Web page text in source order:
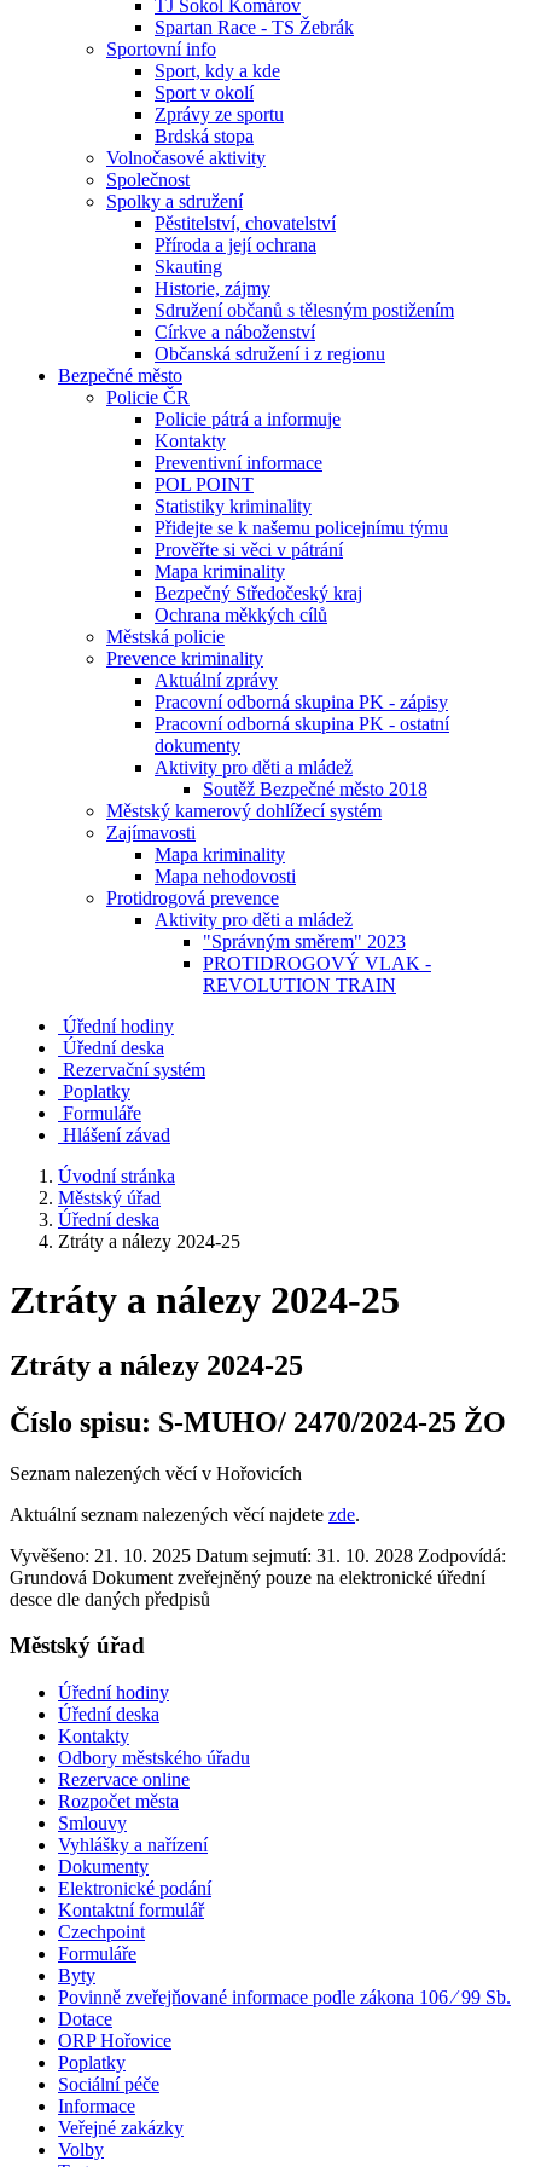
TJ Sokol Komárov
Spartan Race - TS Žebrák
Sportovní info
Sport, kdy a kde
Sport v okolí
Zprávy ze sportu
Brdská stopa
Volnočasové aktivity
Společnost
Spolky a sdružení
Pěstitelství, chovatelství
Příroda a její ochrana
Skauting
Historie, zájmy
Sdružení občanů s tělesným postižením
Církve a náboženství
Občanská sdružení i z regionu
Bezpečné město
Policie ČR
Policie pátrá a informuje
Kontakty
Preventivní informace
POL POINT
Statistiky kriminality
Přidejte se k našemu policejnímu týmu
Prověřte si věci v pátrání
Mapa kriminality
Bezpečný Středočeský kraj
Ochrana měkkých cílů
Městská policie
Prevence kriminality
Aktuální zprávy
Pracovní odborná skupina PK - zápisy
Pracovní odborná skupina PK - ostatní
dokumenty
Aktivity pro děti a mládež
Soutěž Bezpečné město 2018
Městský kamerový dohlížecí systém
Zajímavosti
Mapa kriminality
Mapa nehodovosti
Protidrogová prevence
Aktivity pro děti a mládež
"Správným směrem" 2023
PROTIDROGOVÝ VLAK -
REVOLUTION TRAIN
Úřední hodiny
Úřední deska
Rezervační systém
Poplatky
Formuláře
Hlášení závad
Úvodní stránka
Městský úřad
Úřední deska
Ztráty a nálezy 2024-25
Ztráty a nálezy 2024-25
Ztráty a nálezy 2024-25
Číslo spisu: S-MUHO/ 2470/2024-25 ŽO
Seznam nalezených věcí v Hořovicích
Aktuální seznam nalezených věcí najdete zde.
Vyvěšeno: 21. 10. 2025 Datum sejmutí: 31. 10. 2028 Zodpovídá:
Grundová Dokument zveřejněný pouze na elektronické úřední
desce dle daných předpisů
Městský úřad
Úřední hodiny
Úřední deska
Kontakty
Odbory městského úřadu
Rezervace online
Rozpočet města
Smlouvy
Vyhlášky a nařízení
Dokumenty
Elektronické podání
Kontaktní formulář
Czechpoint
Formuláře
Byty
Povinně zveřejňované informace podle zákona 106 ⁄ 99 Sb.
Dotace
ORP Hořovice
Poplatky
Sociální péče
Informace
Veřejné zakázky
Volby